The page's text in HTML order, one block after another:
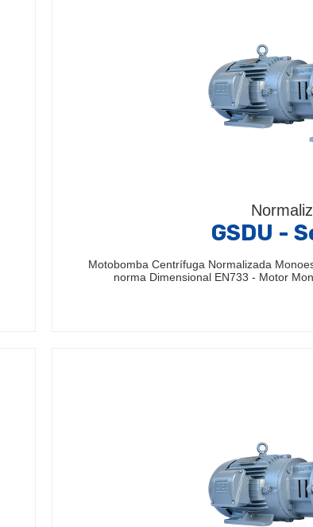
GSDU -
Motobomba Centrífuga Normalizada
norma Dimensional EN733 - Motor